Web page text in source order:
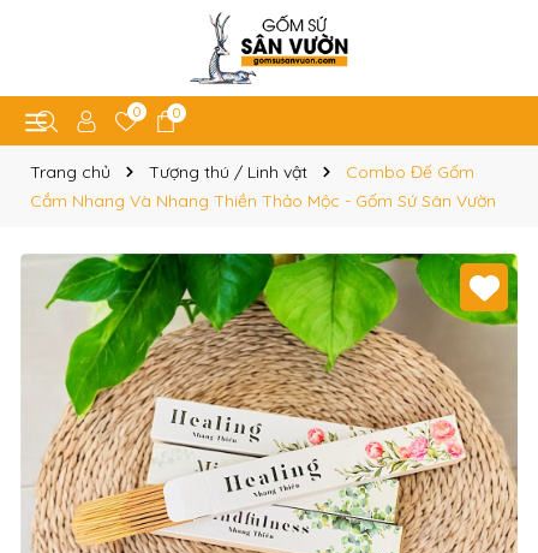
0 0
Trang chủ Tượng thú / Linh vật
Combo Đế Gốm
Cắm Nhang Và Nhang Thiền Thảo Mộc - Gốm Sứ Sân Vườn